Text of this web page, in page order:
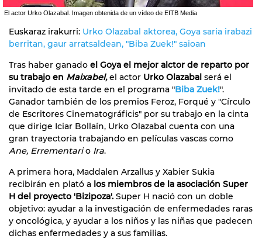
El actor Urko Olazabal. Imagen obtenida de un vídeo de EITB Media
Euskaraz irakurri: Urko Olazabal aktorea, Goya saria irabazi
berritan, gaur arratsaldean, "Biba Zuek!" saioan
Tras haber ganado el Goya el mejor alctor de reparto por
su trabajo en Maixabel,el actor Urko Olazabal será el
invitado de esta tarde en el programa "Biba Zuek!".
Ganador también de los premios Feroz, Forqué y "Círculo
de Escritores Cinematográficis" por su trabajo en la cinta
que dirige Iciar Bollaín, Urko Olazabal cuenta con una
gran trayectoria trabajando en películas vascas como
Ane, Errementario Ira.
A primera hora, Maddalen Arzallus y Xabier Sukia
recibirán en plató a los miembros de la asociación Super
H del proyecto 'Bizipoza'. Super H nació con un doble
objetivo: ayudar a la investigación de enfermedades raras
y oncológica, y ayudar a los niños y las niñas que padecen
dichas enfermedades y a sus familias.